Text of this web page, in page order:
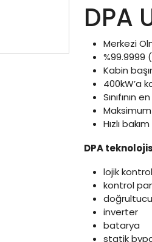
DPA
Merkezi
%99.9999
Kabin
400kW’a
Sınıfının
Hızlı
DPA
lojik
kontrol
doğrultucu
inverter
batarya
statik